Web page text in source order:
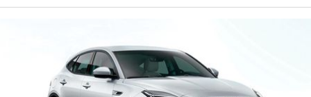
Наружные зеркала с электроприводом, подогревом,
лампами подсветки околодверного пространства и
функцией автоматического затемнения (только со стороны
скорость (км/ч)
200
100 км/ч, сек)
9,8 5,9±